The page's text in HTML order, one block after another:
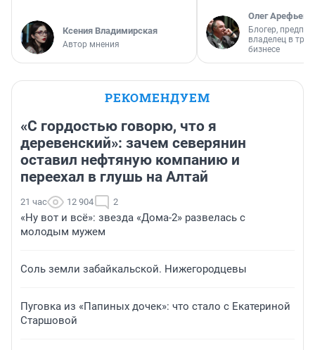
Ксения Владимирская
Автор мнения
Олег Арефьев
Блогер,
владелец в
бизнесе
РЕКОМЕНДУЕМ
«С гордостью говорю, что я
деревенский»: зачем северянин
оставил нефтяную компанию и
переехал в глушь на Алтай
21 час 12 904 2
«Ну вот и всё»: звезда «Дома-2» развелась с
молодым мужем
Соль земли забайкальской. Нижегородцевы
Пуговка из «Папиных дочек»: что стало с Екатериной
Старшовой